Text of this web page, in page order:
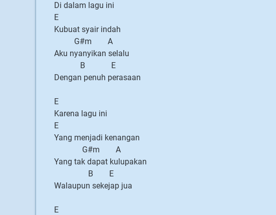
Di dalam lagu ini
E
Kubuat syair indah
G#m A
Aku nyanyikan selalu
B E
Dengan penuh perasaan
E
Karena lagu ini
E
Yang menjadi kenangan
G#m A
Yang tak dapat kulupakan
B E
Walaupun sekejap jua
E